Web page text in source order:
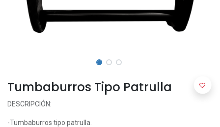
Tumbaburros Tipo Patrulla
DESCRIPCIÓN:
-Tumbaburros tipo patrulla.